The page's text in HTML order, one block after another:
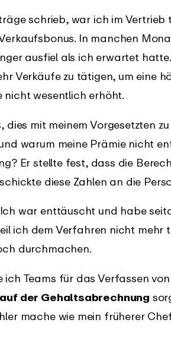
Support
Anleitungen
schrieb, war ich im
In manchen
ausfiel als ich erwartet
Verkäufe zu tätigen, um eine
nicht wesentlich erhöht.
dies mit meinem Vorgesetzten
warum meine Prämie nicht
Er stellte fest, dass die
diese Zahlen an die
Ich war enttäuscht und habe
ich dem Verfahren nicht mehr
durchmachen.
ich Teams für das Verfassen
der Gehaltsabrechnung
mache wie mein früherer